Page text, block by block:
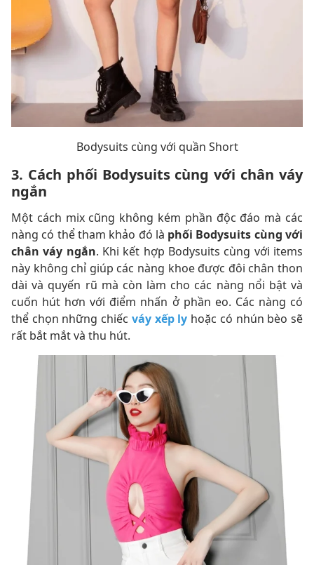
Bodysuits cùng với quần Short
3. Cách phối Bodysuits cùng với chân váy
ngắn
Một cách mix cũng không kém phần độc đáo mà các
nàng có thể tham khảo đó là phối Bodysuits cùng với
chân váy ngắn. Khi kết hợp Bodysuits cùng với items
này không chỉ giúp các nàng khoe được đôi chân thon
dài và quyến rũ mà còn làm cho các nàng nổi bật và
cuốn hút hơn với điểm nhấn ở phần eo. Các nàng có
thể chọn những chiếc váy xếp ly hoặc có nhún bèo sẽ
rất bắt mắt và thu hút.